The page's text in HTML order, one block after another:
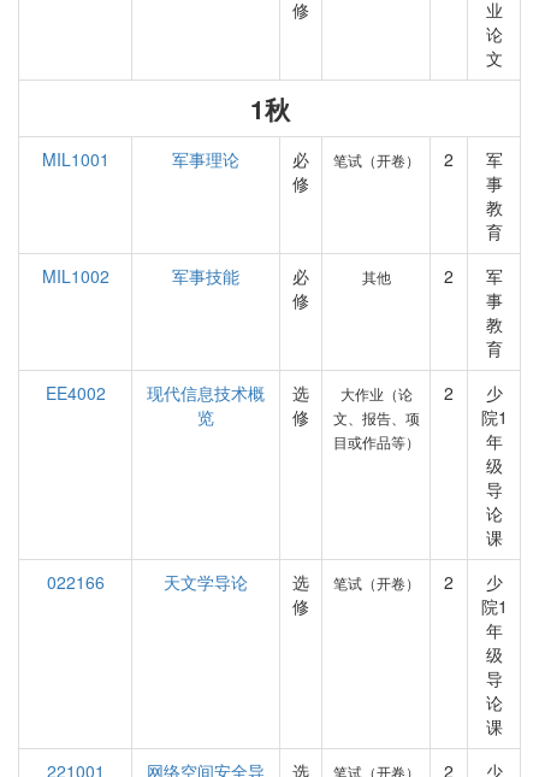
修
业
论
文
1秋
MIL1001 军事理论
必
修
笔试（开卷） 2
军
事
教
育
MIL1002
军事技能
必
修
其他 2
军
事
教
育
EE4002
现代信息技术概
览
选
修
大作业（论
文、报告、项
目或作品等）
2
少
院1
年
级
导
论
课
022166
天文学导论
选
修
笔试（开卷） 2
少
院1
年
级
导
论
课
221001
网络空间安全导
选
笔试（开卷） 2
少